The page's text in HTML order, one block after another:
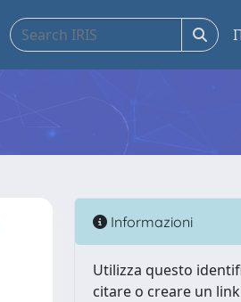
Informazioni
Utilizza questo
citare o creare un